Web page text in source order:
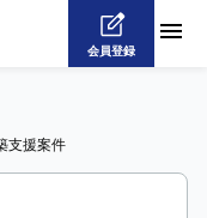
会員登録
支援案件